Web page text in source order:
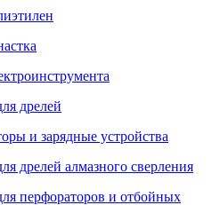
дрелей
и зарядные устройства
дрелей алмазного сверления
перфораторов и отбойных